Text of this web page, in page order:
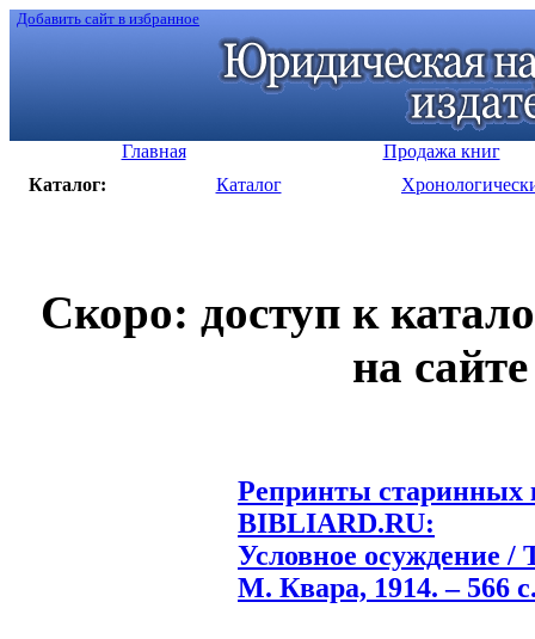
Добавить сайт в избранное
Главная
Продажа книг
Каталог:
Каталог
Скоро: доступ к
на
Репринты старинных
BIBLIARD.RU:
Условное осуждение
М. Квара, 1914. – 566